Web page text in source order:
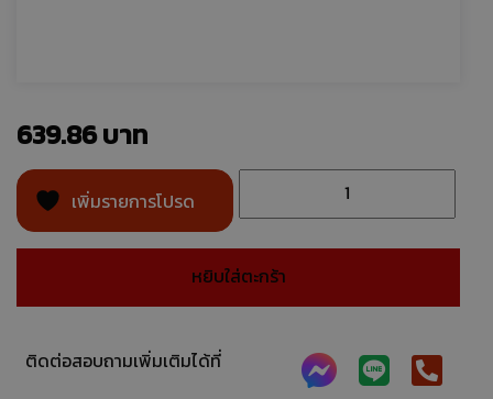
639.86
เพิ่มรายการโปรด
หยิบใส่ตะกร้า
ติดต่อสอบถามเพิ่มเติมได้ที่